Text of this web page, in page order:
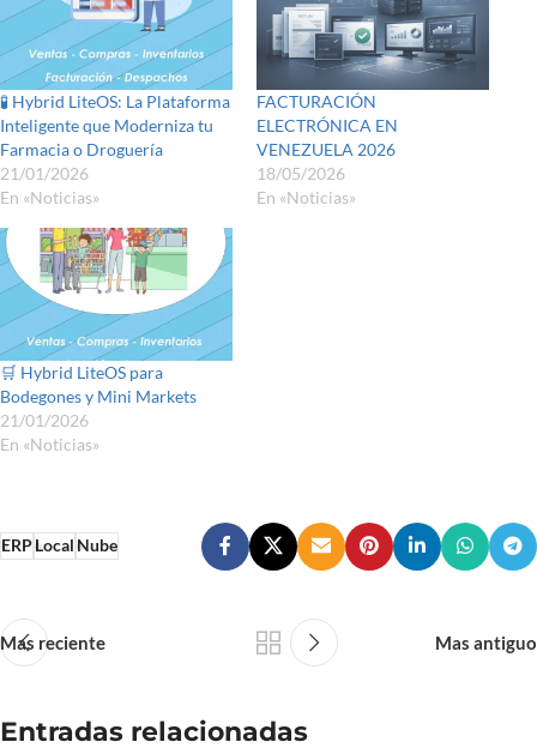
🧪 Hybrid LiteOS: La Plataforma
Inteligente que Moderniza tu
Farmacia o Droguería
21/01/2026
En «Noticias»
FACTURACIÓN
ELECTRÓNICA EN
VENEZUELA 2026
18/05/2026
En «Noticias»
🛒 Hybrid LiteOS para
Bodegones y Mini Markets
21/01/2026
En «Noticias»
ERPLocalNube
Mas reciente Mas antiguo
Entradas relacionadas